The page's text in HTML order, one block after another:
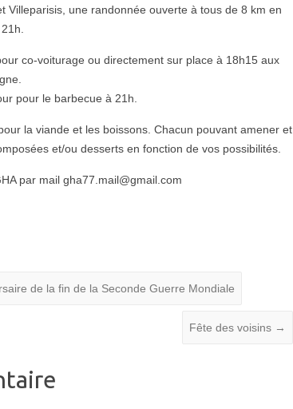
Villeparisis, une randonnée ouverte à tous de 8 km en
co-voiturage ou directement sur place à 18h15 aux
pour le barbecue à 21h.
la viande et les boissons. Chacun pouvant amener et
et/ou desserts en fonction de vos possibilités.
par mail gha77.mail@gmail.com
de la fin de la Seconde Guerre Mondiale
Fête des voisins →